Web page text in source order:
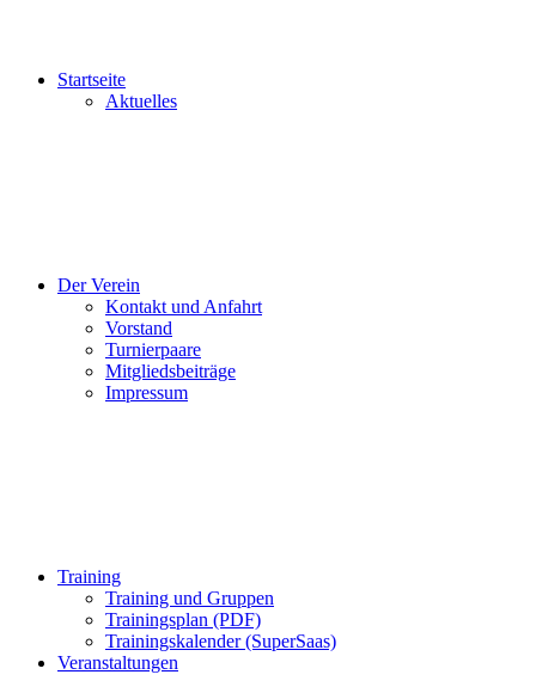
Startseite
Aktuelles
Der Verein
Kontakt und Anfahrt
Vorstand
Turnierpaare
Mitgliedsbeiträge
Impressum
Training
Training und Gruppen
Trainingsplan (PDF)
Trainingskalender (SuperSaas)
Veranstaltungen